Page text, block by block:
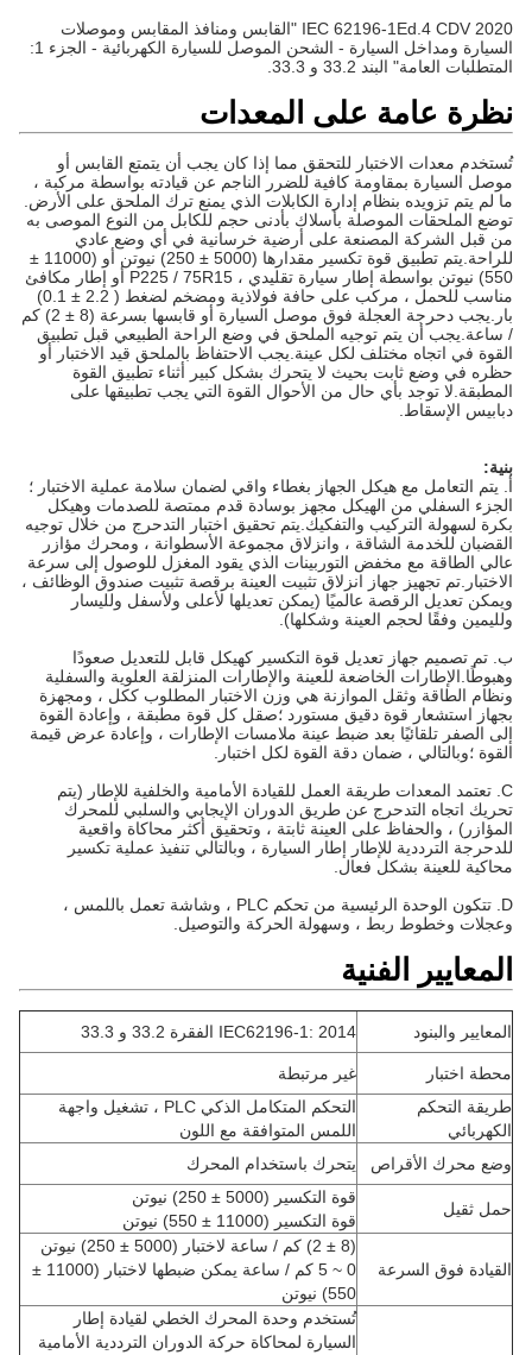
IEC 62196-1Ed.4 CDV 2020 "القابس ومنافذ المقابس وموصلات
السيارة ومداخل السيارة - الشحن الموصل للسيارة الكهربائية - الجزء 1:
المتطلبات العامة" البند 33.2 و 33.3.
نظرة عامة على المعدات
تُستخدم معدات الاختبار للتحقق مما إذا كان يجب أن يتمتع القابس أو
موصل السيارة بمقاومة كافية للضرر الناجم عن قيادته بواسطة مركبة ،
ما لم يتم تزويده بنظام إدارة الكابلات الذي يمنع ترك الملحق على الأرض.
توضع الملحقات الموصلة بأسلاك بأدنى حجم للكابل من النوع الموصى به
من قبل الشركة المصنعة على أرضية خرسانية في أي وضع عادي
للراحة.يتم تطبيق قوة تكسير مقدارها (5000 ± 250) نيوتن أو (11000 ±
550) نيوتن بواسطة إطار سيارة تقليدي ، P225 / 75R15 أو إطار مكافئ
مناسب للحمل ، مركب على حافة فولاذية ومضخم لضغط ( 2.2 ± 0.1)
بار.يجب دحرجة العجلة فوق موصل السيارة أو قابسها بسرعة (8 ± 2) كم
/ ساعة.يجب أن يتم توجيه الملحق في وضع الراحة الطبيعي قبل تطبيق
القوة في اتجاه مختلف لكل عينة.يجب الاحتفاظ بالملحق قيد الاختبار أو
حظره في وضع ثابت بحيث لا يتحرك بشكل كبير أثناء تطبيق القوة
المطبقة.لا توجد بأي حال من الأحوال القوة التي يجب تطبيقها على
دبابيس الإسقاط.
بنية:
أ. يتم التعامل مع هيكل الجهاز بغطاء واقي لضمان سلامة عملية الاختبار ؛
الجزء السفلي من الهيكل مجهز بوسادة قدم ممتصة للصدمات وهيكل
بكرة لسهولة التركيب والتفكيك.يتم تحقيق اختبار التدحرج من خلال توجيه
القضبان للخدمة الشاقة ، وانزلاق مجموعة الأسطوانة ، ومحرك مؤازر
عالي الطاقة مع مخفض التوربينات الذي يقود المغزل للوصول إلى سرعة
الاختبار.تم تجهيز جهاز انزلاق تثبيت العينة برقصة تثبيت صندوق الوظائف ،
ويمكن تعديل الرقصة عالميًا (يمكن تعديلها لأعلى ولأسفل ولليسار
ولليمين وفقًا لحجم العينة وشكلها).
ب. تم تصميم جهاز تعديل قوة التكسير كهيكل قابل للتعديل صعودًا
وهبوطًا.الإطارات الخاضعة للعينة والإطارات المنزلقة العلوية والسفلية
ونظام الطاقة وثقل الموازنة هي وزن الاختبار المطلوب ككل ، ومجهزة
بجهاز استشعار قوة دقيق مستورد ؛صقل كل قوة مطبقة ، وإعادة القوة
إلى الصفر تلقائيًا بعد ضبط عينة ملامسات الإطارات ، وإعادة عرض قيمة
القوة ؛وبالتالي ، ضمان دقة القوة لكل اختبار.
C. تعتمد المعدات طريقة العمل للقيادة الأمامية والخلفية للإطار (يتم
تحريك اتجاه التدحرج عن طريق الدوران الإيجابي والسلبي للمحرك
المؤازر) ، والحفاظ على العينة ثابتة ، وتحقيق أكثر محاكاة واقعية
للدحرجة الترددية للإطار إطار السيارة ، وبالتالي تنفيذ عملية تكسير
محاكية للعينة بشكل فعال.
D. تتكون الوحدة الرئيسية من تحكم PLC ، وشاشة تعمل باللمس ،
وعجلات وخطوط ربط ، وسهولة الحركة والتوصيل.
المعايير الفنية
المعايير والبنود IEC62196-1: 2014 الفقرة 33.2 و 33.3
محطة اختبار
غير مرتبطة
طريقة التحكم
الكهربائي
التحكم المتكامل الذكي PLC ، تشغيل واجهة
اللمس المتوافقة مع اللون
وضع محرك الأقراص
يتحرك باستخدام المحرك
حمل ثقيل
قوة التكسير (5000 ± 250) نيوتن
قوة التكسير (11000 ± 550) نيوتن
القيادة فوق السرعة
0 ~ 5 كم / ساعة يمكن ضبطها لاختبار (11000 ±
550) نيوتن
تُستخدم وحدة المحرك الخطي لقيادة إطار
السيارة لمحاكاة حركة الدوران الترددية الأمامية